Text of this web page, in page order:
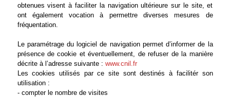
obtenues visent à faciliter la navigation ultérieure sur le site, et
ont également vocation à permettre diverses mesures de
fréquentation.
Le paramétrage du logiciel de navigation permet d’informer de la
présence de cookie et éventuellement, de refuser de la manière
décrite à l’adresse suivante : www.cnil.fr
Les cookies utilisés par ce site sont destinés à facilitér son
utilisation :
- compter le nombre de visites